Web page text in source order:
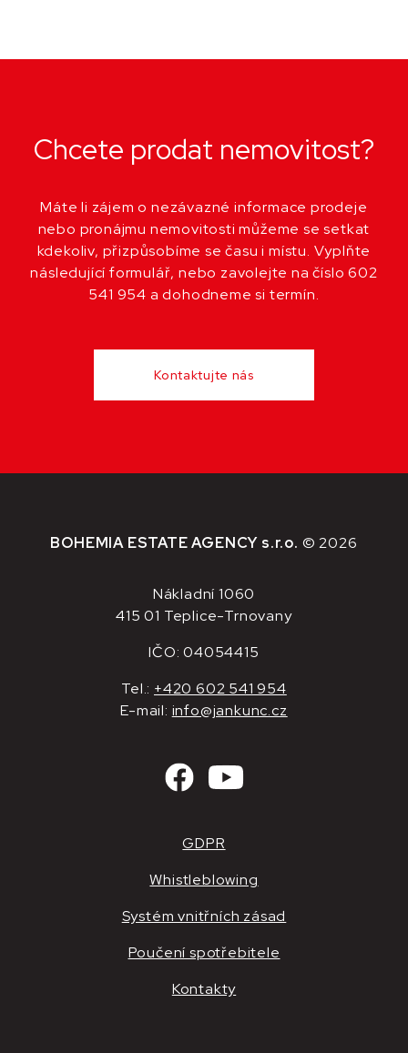
Chcete prodat nemovitost?
Máte li zájem o nezávazné informace prodeje
nebo pronájmu nemovitosti můžeme se setkat
kdekoliv, přizpůsobíme se času i místu. Vyplňte
následující formulář, nebo zavolejte na číslo 602
541 954 a dohodneme si termín.
Kontaktujte nás
BOHEMIA ESTATE AGENCY s.r.o. © 2026
Nákladní 1060
415 01 Teplice-Trnovany
IČO: 04054415
Tel.: +420 602 541 954
E-mail: info@jankunc.cz
GDPR
Whistleblowing
Systém vnitřních zásad
Poučení spotřebitele
Kontakty